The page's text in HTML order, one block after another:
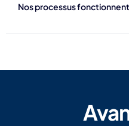
Nos processus